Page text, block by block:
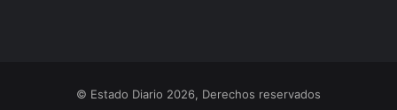
© Estado Diario 2026, Derechos reservados